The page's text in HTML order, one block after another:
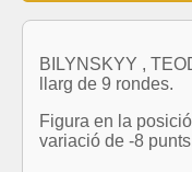
BILYNSKYY ,
llarg de 9 rondes.
Figura en la
variació de -8